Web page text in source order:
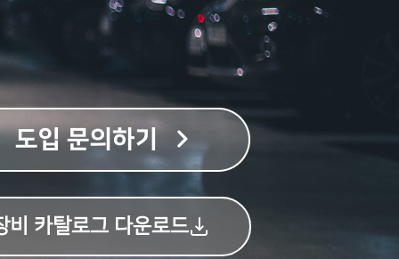
비 카탈로그 다운로드